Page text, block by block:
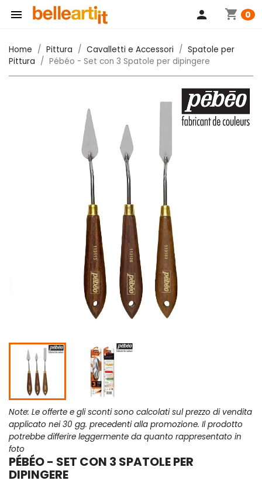
 shopping_cart 0
person
Home Pittura Cavalletti e Accessori
Spatole per
Pittura
Pébéo - Set con 3 Spatole per dipingere
Note: Le offerte e gli sconti sono calcolati sul prezzo di vendita
applicato nei 30 gg. precedenti alla promozione. Il prodotto
potrebbe differire leggermente da quanto rappresentato in
foto
PÉBÉO - SET CON 3 SPATOLE PER
DIPINGERE